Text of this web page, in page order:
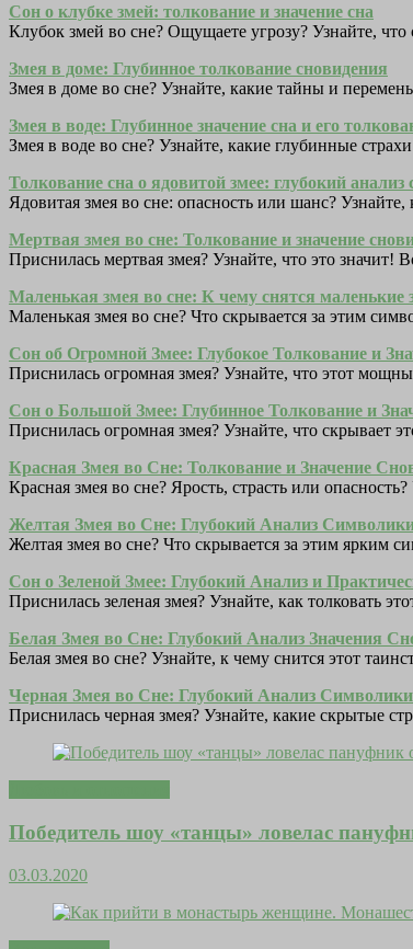
Сон о клубке змей: толкование и значение сна
Клубок змей во сне? Ощущаете угрозу? Узнайте,
Змея в доме: Глубинное толкование сновидения
Змея в доме во сне? Узнайте, какие тайны и
Змея в воде: Глубинное значение сна и его
Змея в воде во сне? Узнайте, какие глубинные
Толкование сна о ядовитой змее: глубокий
Ядовитая змея во сне: опасность или шанс?
Мертвая змея во сне: Толкование и значение
Приснилась мертвая змея? Узнайте, что это
Маленькая змея во сне: К чему снятся маленькие
Маленькая змея во сне? Что скрывается за этим
Сон об Огромной Змее: Глубокое Толкование и
Приснилась огромная змея? Узнайте, что этот
Сон о Большой Змее: Глубинное Толкование и
Приснилась огромная змея? Узнайте, что
Красная Змея во Сне: Толкование и Значение
Красная змея во сне? Ярость, страсть или
Желтая Змея во Сне: Глубокий Анализ
Желтая змея во сне? Что скрывается за этим ярким
Сон о Зеленой Змее: Глубокий Анализ и
Приснилась зеленая змея? Узнайте, как толковать
Белая Змея во Сне: Глубокий Анализ Значения
Белая змея во сне? Узнайте, к чему снится этот
Черная Змея во Сне: Глубокий Анализ
Приснилась черная змея? Узнайте, какие скрытые
Победитель шоу «танцы» ловелас
03.03.2020